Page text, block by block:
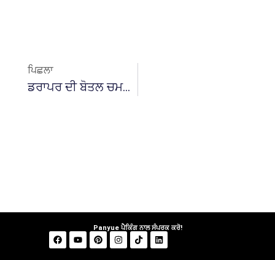
ਪਿਛਲਾ
ਡਰਾਪਰ ਦੀ ਬੋਤਲ ਚਮੜੀ ਦੀ ਦੇਖਭਾਲ ਲਈ ਜ਼ਰੂਰੀ ਕਿਉਂ ਹੈ?
Panyue ਪੈਕਿੰਗ ਨਾਲ ਸੰਪਰਕ ਕਰੋ!